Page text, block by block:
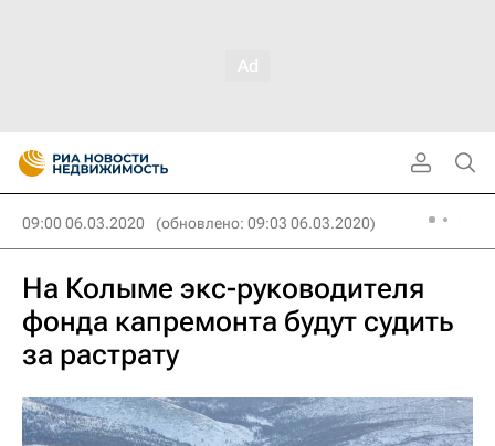
09:00 06.03.2020 (обновлено: 09:03 06.03.2020)
На Колыме экс-руководителя
фонда капремонта будут судить
за растрату